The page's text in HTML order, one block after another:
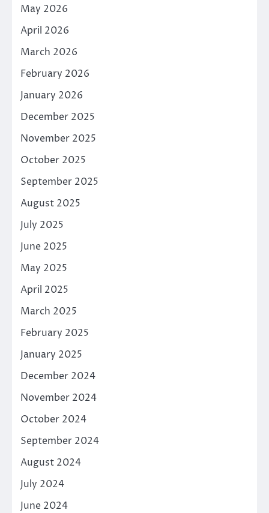
May 2026
April 2026
March 2026
February 2026
January 2026
December 2025
November 2025
October 2025
September 2025
August 2025
July 2025
June 2025
May 2025
April 2025
March 2025
February 2025
January 2025
December 2024
November 2024
October 2024
September 2024
August 2024
July 2024
June 2024